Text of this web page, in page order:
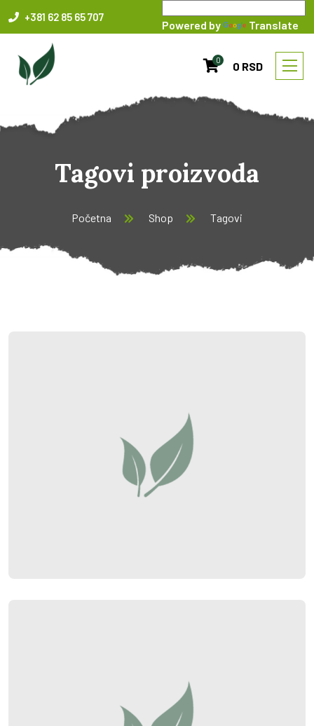
+381 62 85 65 707
Powered by Translate
0 0 RSD
Tagovi proizvoda
Početna Shop Tagovi